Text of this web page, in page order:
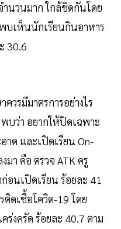
นวนมาก ใกล้ชิดกันโดย
บเห็นนักเรียนกินอาหาร
30.6
วรมีมาตรการอย่างไร
บว่า อยากให้ปิดเฉพาะ
าด และเปิดเรียน On-
มา คือ ตรวจ ATK ครู
อนเปิดเรียน ร้อยละ 41
ติดเชื้อโควิด-19 โดย
งครัด ร้อยละ 40.7 ตาม